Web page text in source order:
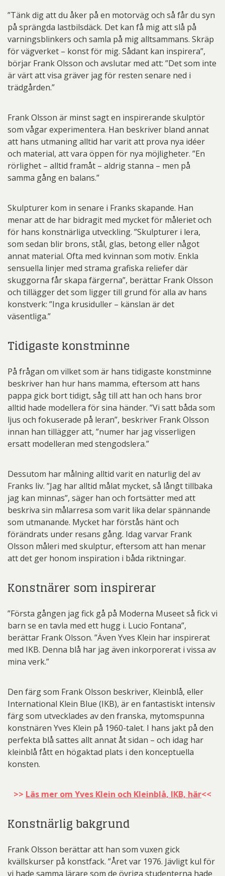
”Tänk dig att du åker på en motorväg och så får du syn
på sprängda lastbilsdäck. Det kan få mig att slå på
varningsblinkers och samla på mig alltsammans. Skräp
för vägverket – konst för mig. Sådant kan inspirera”,
börjar Frank Olsson och avslutar med att: ”Det som inte
är värt att visa gräver jag för resten senare ned i
trädgården.”
Frank Olsson är minst sagt en inspirerande skulptör
som vågar experimentera. Han beskriver bland annat
att hans utmaning alltid har varit att prova nya idéer
och material, att vara öppen för nya möjligheter. ”En
rörlighet – alltid framåt – aldrig stanna – men på
samma gång en balans.”
Skulpturer kom in senare i Franks skapande. Han
menar att de har bidragit med mycket för måleriet och
för hans konstnärliga utveckling. ”Skulpturer i lera,
som sedan blir brons, stål, glas, betong eller något
annat material. Ofta med kvinnan som motiv. Enkla
sensuella linjer med strama grafiska reliefer där
skuggorna får skapa färgerna”, berättar Frank Olsson
och tillägger det som ligger till grund för alla av hans
konstverk: ”Inga krusiduller – känslan är det
väsentliga.”
Tidigaste konstminne
På frågan om vilket som är hans tidigaste konstminne
beskriver han hur hans mamma, eftersom att hans
pappa gick bort tidigt, såg till att han och hans bror
alltid hade modellera för sina händer. ”Vi satt båda som
ljus och fokuserade på leran”, beskriver Frank Olsson
innan han tillägger att, ”numer har jag visserligen
ersatt modelleran med stengodslera.”
Dessutom har målning alltid varit en naturlig del av
Franks liv. ”Jag har alltid målat mycket, så långt tillbaka
jag kan minnas”, säger han och fortsätter med att
beskriva sin målarresa som varit lika delar spännande
som utmanande. Mycket har förstås hänt och
förändrats under resans gång. Idag varvar Frank
Olsson måleri med skulptur, eftersom att han menar
att det ger honom inspiration i båda riktningar.
Konstnärer som inspirerar
”Första gången jag fick gå på Moderna Museet så fick vi
barn se en tavla med ett hugg i. Lucio Fontana”,
berättar Frank Olsson. ”Även Yves Klein har inspirerat
med IKB. Denna blå har jag även inkorporerat i vissa av
mina verk.”
Den färg som Frank Olsson beskriver, Kleinblå, eller
International Klein Blue (IKB), är en fantastiskt intensiv
färg som utvecklades av den franska, mytomspunna
konstnären Yves Klein på 1960-talet. I hans jakt på den
perfekta blå sattes allt annat åt sidan – och idag har
kleinblå fått en högaktad plats i den konceptuella
konsten.
>> Läs mer om Yves Klein och Kleinblå, IKB, här<<
Konstnärlig bakgrund
Frank Olsson berättar att han som vuxen gick
kvällskurser på konstfack. ”Året var 1976. Jävligt kul för
vi hade samma lärare som de övriga studenterna hade